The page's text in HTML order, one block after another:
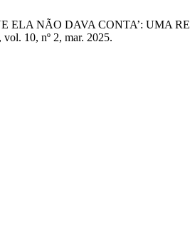
ELA NÃO DAVA CONTA’: UMA
, vol. 10, nº 2, mar. 2025.